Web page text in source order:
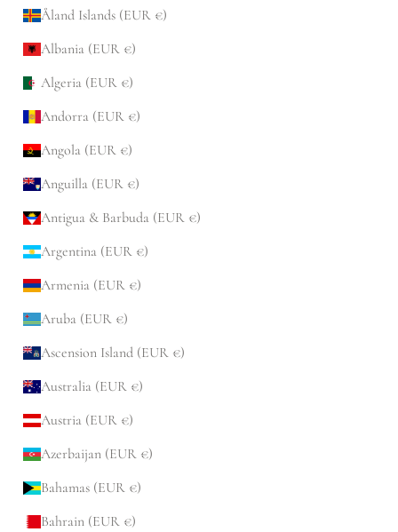
Åland Islands (EUR €)
Albania (EUR €)
Algeria (EUR €)
Andorra (EUR €)
Angola (EUR €)
Anguilla (EUR €)
Antigua & Barbuda (EUR €)
Argentina (EUR €)
Armenia (EUR €)
Aruba (EUR €)
Ascension Island (EUR €)
Australia (EUR €)
Austria (EUR €)
Azerbaijan (EUR €)
Bahamas (EUR €)
Bahrain (EUR €)